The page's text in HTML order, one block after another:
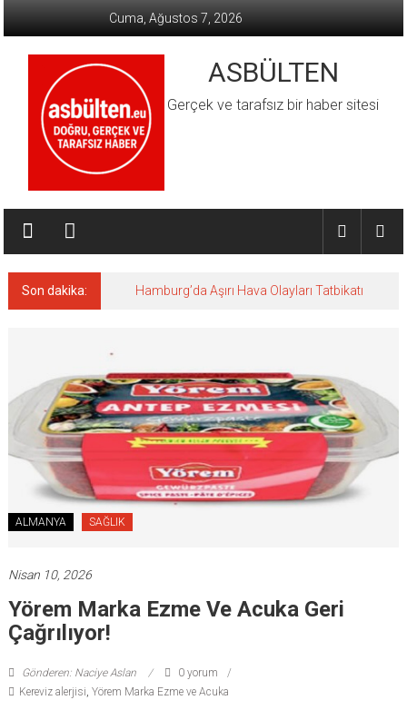
Cuma, Ağustos 7, 2026
ASBÜLTEN
Gerçek ve tarafsız bir haber sitesi
Son dakika: Hamburg’da Aşırı Hava Olayları Tatbikatı
ALMANYA SAĞLIK
Nisan 10, 2026
Yörem Marka Ezme Ve Acuka Geri
Çağrılıyor!
Gönderen: Naciye Aslan
0 yorum
Kereviz alerjisi, Yörem Marka Ezme ve Acuka